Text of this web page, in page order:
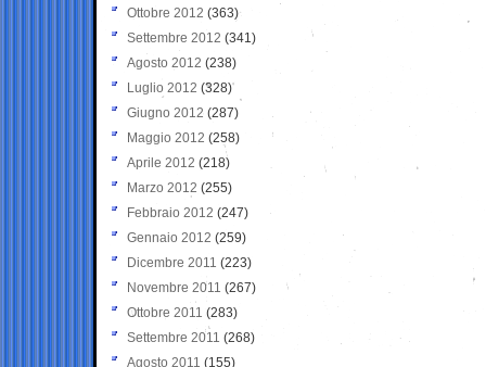
Ottobre 2012 (363)
Settembre 2012 (341)
Agosto 2012 (238)
Luglio 2012 (328)
Giugno 2012 (287)
Maggio 2012 (258)
Aprile 2012 (218)
Marzo 2012 (255)
Febbraio 2012 (247)
Gennaio 2012 (259)
Dicembre 2011 (223)
Novembre 2011 (267)
Ottobre 2011 (283)
Settembre 2011 (268)
Agosto 2011 (155)